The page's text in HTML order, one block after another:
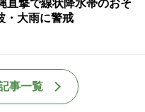
撃で線状降水帯のおそ
大雨に警戒
事一覧